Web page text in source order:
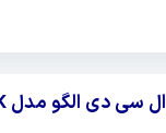
ال سی دی الگو مدل Saturn 4 Ultra 16K برند Elegoo